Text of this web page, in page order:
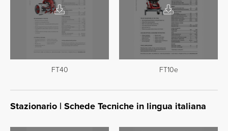
FT40 FT10e
Stazionario | Schede Tecniche in lingua italiana